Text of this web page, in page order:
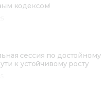
кодексом!
сессия по достойному
к устойчивому росту